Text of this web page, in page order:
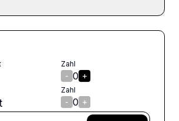
Zahl
- 0 +
Zahl
- 0 +